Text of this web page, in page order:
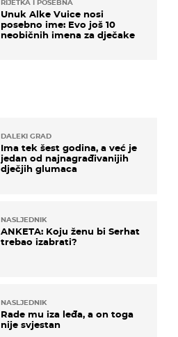
DALEKI GRAD
Ima tek šest godina, a već je
jedan od najnagrađivanijih
dječjih glumaca
NASLJEDNIK
ANKETA: Koju ženu bi Serhat
trebao izabrati?
NASLJEDNIK
Rade mu iza leđa, a on toga
nije svjestan
RIJETKA I POSEBNA
Unuk Alke Vuice nosi
posebno ime: Evo još 10
neobičnih imena za dječake